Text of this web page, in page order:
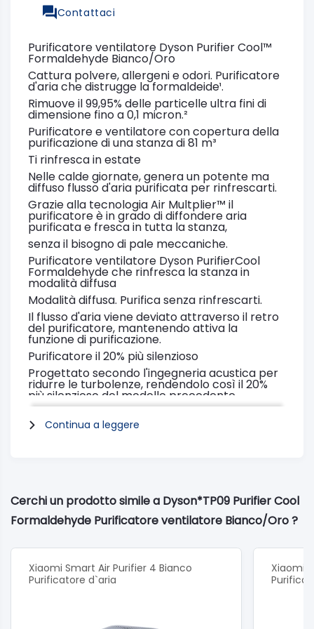
Contattaci
Purificatore ventilatore Dyson Purifier Cool™
Formaldehyde Bianco/Oro
Cattura polvere, allergeni e odori. Purificatore
d'aria che distrugge la formaldeide¹.
Rimuove il 99,95% delle particelle ultra fini di
dimensione fino a 0,1 micron.²
Purificatore e ventilatore con copertura della
purificazione di una stanza di 81 m³
Ti rinfresca in estate
Nelle calde giornate, genera un potente ma
diffuso flusso d'aria purificata per rinfrescarti.
Grazie alla tecnologia Air Multplier™ il
purificatore è in grado di diffondere aria
purificata e fresca in tutta la stanza,
senza il bisogno di pale meccaniche.
Purificatore ventilatore Dyson PurifierCool
Formaldehyde che rinfresca la stanza in
modalità diffusa
Modalità diffusa. Purifica senza rinfrescarti.
Il flusso d'aria viene deviato attraverso il retro
del purificatore, mantenendo attiva la
funzione di purificazione.
Purificatore il 20% più silenzioso
Progettato secondo l'ingegneria acustica per
ridurre le turbolenze, rendendolo così il 20%
più silenzioso del modello precedente.
Controlla e monitora la qualità dell'aria,
Per chi ha il sonno leggero, monitora e purifica
l'aria utilizzando le impostazioni più silenziose
con un display oscurato.
purificata nell'intera stanza.
Filtro che viene cambiato
Continua a leggere
Cerchi un prodotto simile a Dyson*TP09 Purifier Cool
Formaldehyde Purificatore ventilatore Bianco/Oro ?
Xiaomi Smart Air Purifier 4 Bianco
Purificatore d`aria
Xiaomi